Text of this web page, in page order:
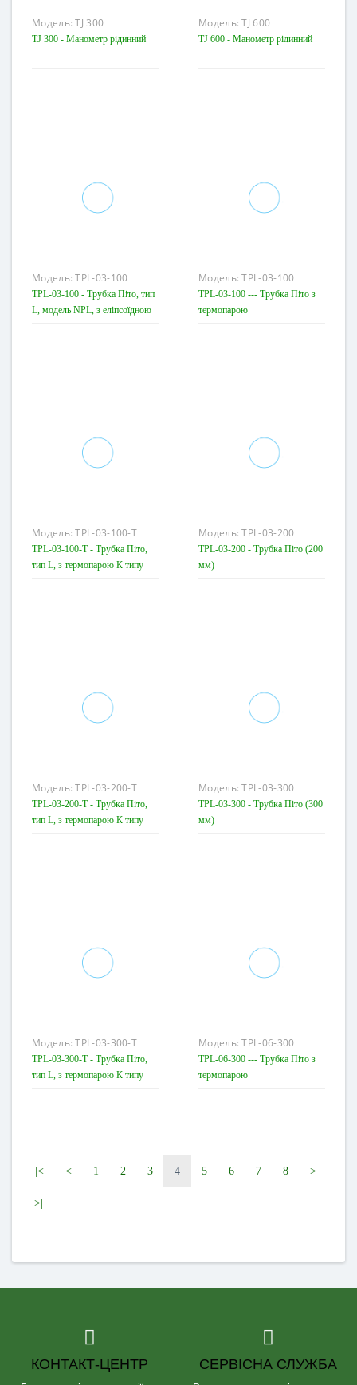
Модель:TJ 300
TJ 300 - Манометр рідинний
Модель:TJ 600
TJ 600 - Манометр рідинний
Модель:TPL-03-100
TPL-03-100 - Трубка Піто, тип
L, модель NPL, з еліпсоїдною
Модель:TPL-03-100
TPL-03-100 --- Трубка Піто з
термопарою
Модель:TPL-03-100-T
TPL-03-100-T - Трубка Піто,
тип L, з термопарою К типу
Модель:TPL-03-200
TPL-03-200 - Трубка Піто (200
мм)
Модель:TPL-03-200-T
TPL-03-200-T - Трубка Піто,
тип L, з термопарою К типу
Модель:TPL-03-300
TPL-03-300 - Трубка Піто (300
мм)
Модель:TPL-03-300-T
TPL-03-300-T - Трубка Піто,
тип L, з термопарою К типу
Модель:TPL-06-300
TPL-06-300 --- Трубка Піто з
термопарою
|< < 1 2 3 4 5 6 7 8 >
>|
КОНТАКТ-ЦЕНТР СЕРВІСНА СЛУЖБА